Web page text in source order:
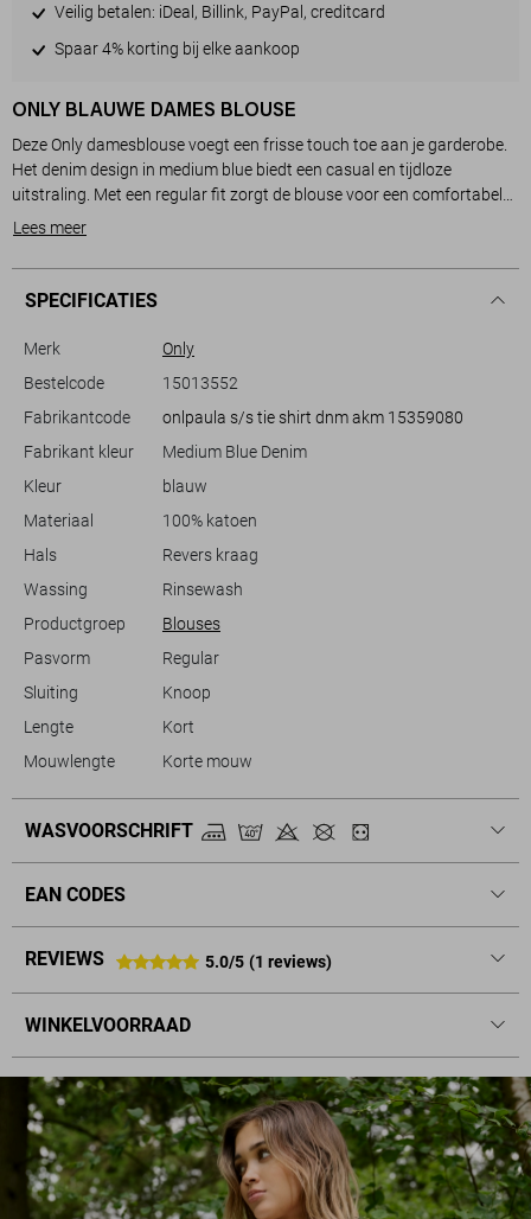
Veilig betalen: iDeal, Billink, PayPal, creditcard
Spaar 4% korting bij elke aankoop
ONLY BLAUWE DAMES BLOUSE
Deze Only damesblouse voegt een frisse touch toe aan je garderobe.
Het denim design in medium blue biedt een casual en tijdloze
uitstraling. Met een regular fit zorgt de blouse voor een comfortabele,
relaxte pasvorm. De revers kraag en korte mouwen geven een
kledingstukken. De knoopsluiting en de elegante strik aan de voorkant
maken dit kledingstuk perfect voor alledaagse gelegenheden.
prettig op warme dagen. De korte lengte in combinatie met de
of een informele bijeenkomst. Combineer het eenvoudig met een jeans
of een lichte rok voor een zorgeloze, stijlvolle outfit. Of je nu een dagje
naar het strand gaat of de stad ingaat, deze blouse van Only biedt de
Lees meer
SPECIFICATIES
Merk
Only
Bestelcode
15013552
Fabrikantcode
onlpaula s/s tie shirt dnm akm 15359080
Fabrikant kleur
Medium Blue Denim
Kleur
blauw
Materiaal
100% katoen
Hals
Revers kraag
Wassing
Rinsewash
Productgroep
Blouses
Pasvorm
Regular
Sluiting
Knoop
Lengte
Kort
Mouwlengte
Korte mouw
WASVOORSCHRIFT
EAN CODES
REVIEWS 5.0/5 (1 reviews)
WINKELVOORRAAD